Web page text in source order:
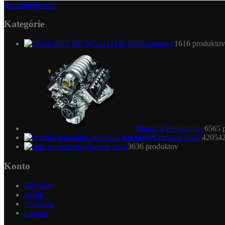
Kontaktujte nás!
Kategórie
Nezaradené1616 produktov
Motory a Prevodovky6565
Náhradné Diely4205
Osobné Autá3636 produktov
Konto
Môj účet
Košík
Pokladňa
Logout